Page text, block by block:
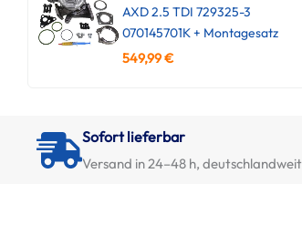
AXD 2.5 TDI 729325-3
070145701K + Montagesatz
549,99€
Sofort lieferbar
Versand in 24–48 h, deutschlandweit